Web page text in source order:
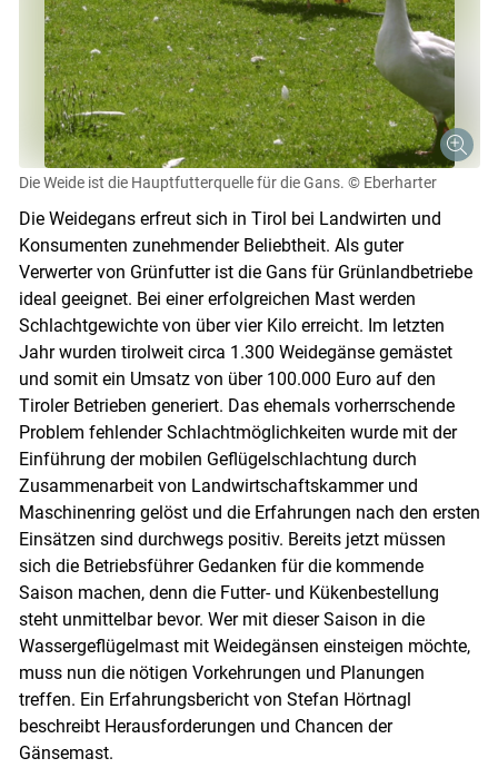
Die Weide ist die Hauptfutterquelle für die Gans. © Eberharter
Die Weidegans erfreut sich in Tirol bei Landwirten und
Konsumenten zunehmender Beliebtheit. Als guter
Verwerter von Grünfutter ist die Gans für Grünlandbetriebe
ideal geeignet. Bei einer erfolgreichen Mast werden
Schlachtgewichte von über vier Kilo erreicht. Im letzten
Jahr wurden tirolweit circa 1.300 Weidegänse gemästet
und somit ein Umsatz von über 100.000 Euro auf den
Tiroler Betrieben generiert. Das ehemals vorherrschende
Problem fehlender Schlachtmöglichkeiten wurde mit der
Einführung der mobilen Geflügelschlachtung durch
Zusammenarbeit von Landwirtschaftskammer und
Maschinenring gelöst und die Erfahrungen nach den ersten
Einsätzen sind durchwegs positiv. Bereits jetzt müssen
sich die Betriebsführer Gedanken für die kommende
Saison machen, denn die Futter- und Kükenbestellung
steht unmittelbar bevor. Wer mit dieser Saison in die
Wassergeflügelmast mit Weidegänsen einsteigen möchte,
muss nun die nötigen Vorkehrungen und Planungen
treffen. Ein Erfahrungsbericht von Stefan Hörtnagl
beschreibt Herausforderungen und Chancen der
Gänsemast.